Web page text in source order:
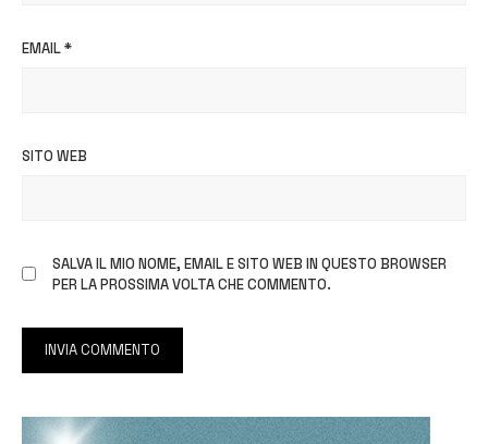
EMAIL*
SITO WEB
SALVA IL MIO NOME, EMAIL E SITO WEB IN QUESTO BROWSER
PER LA PROSSIMA VOLTA CHE COMMENTO.